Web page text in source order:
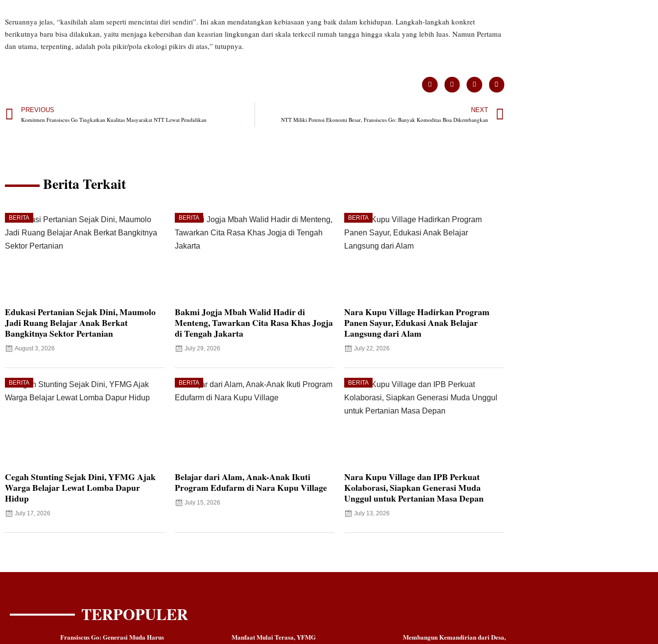
Seruannya jelas, “kasihilah alam seperti mencintai diri sendiri”. Ini akan mendatangkan kebiasaan yang baik dalam kehidupan. Langkah-langkah konkret
berikutnya baru bisa dilakukan, yaitu menjaga kebersihan dan keasrian lingkungan dari skala terkecil rumah tangga hingga skala yang lebih luas. Namun Pertama
dan utama, terpenting, adalah pola pikir/pola ekologi pikirs di atas,” tutupnya.
PREVIOUS
Komitmen Fransiscus Go Tingkatkan Kualitas Masyarakat NTT Lewat Pendidikan
NEXT
NTT Miliki Potensi Ekonomi Besar, Fransiscus Go: Banyak Komoditas Bisa Dikembangkan
Berita Terkait
BERITA
Edukasi Pertanian Sejak Dini, Maumolo
Jadi Ruang Belajar Anak Berkat
Bangkitnya Sektor Pertanian
August 3, 2026
BERITA
Bakmi Jogja Mbah Walid Hadir di
Menteng, Tawarkan Cita Rasa Khas Jogja
di Tengah Jakarta
July 29, 2026
BERITA
Nara Kupu Village Hadirkan Program
Panen Sayur, Edukasi Anak Belajar
Langsung dari Alam
July 22, 2026
BERITA
Cegah Stunting Sejak Dini, YFMG Ajak
Warga Belajar Lewat Lomba Dapur
Hidup
July 17, 2026
BERITA
Belajar dari Alam, Anak-Anak Ikuti
Program Edufarm di Nara Kupu Village
July 15, 2026
BERITA
Nara Kupu Village dan IPB Perkuat
Kolaborasi, Siapkan Generasi Muda
Unggul untuk Pertanian Masa Depan
July 13, 2026
TERPOPULER
Fransiscus Go: Generasi Muda Harus
Manfaat Mulai Terasa, YFMG
Membangun Kemandirian dari Desa,